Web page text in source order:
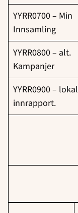
YYRR0700 – Min
Innsamling
YYRR0800 – alt.
Kampanjer
YYRR0900 – lokal
innrapport.